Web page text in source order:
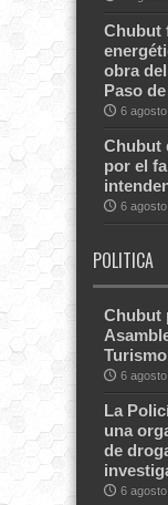
Chubut
obra
Paso
6
Chubut
por el
6
POLITICA
Chubut
Turismo
6
La
una
de
6